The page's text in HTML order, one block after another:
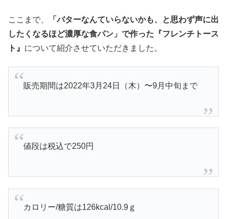
ここまで、
「バターなんていらないかも、と思わず声に出
したくなるほど濃厚な食パン」で作った『フレンチトース
ト』 について紹介させていただきました。
販売期間は2022年3月24日（木）〜9月中旬まで
値段は税込で250円
カロリー/糖質は126kcal/10.9ｇ